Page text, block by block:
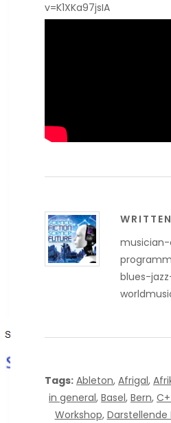
v=K1XKa97jsIA
blues-
Tags: Ableton, Afrigal,
in general, Basel, Bern,
Workshop, Darstellende